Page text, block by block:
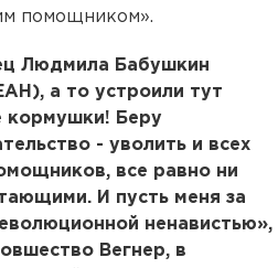
помощником».
Людмила Бабушкин
а то устроили тут
кормушки! Беру
- уволить и всех
все равно ни
И пусть меня за
ненавистью»,
Вегнер, в